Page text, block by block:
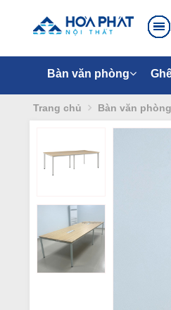
Bàn văn phòng
Trang chủ Bàn văn phòng